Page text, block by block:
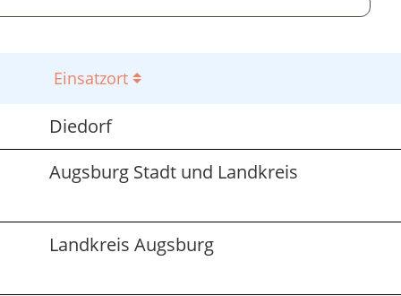
Einsatzort
Diedorf
Augsburg Stadt und Landkreis
Landkreis Augsburg